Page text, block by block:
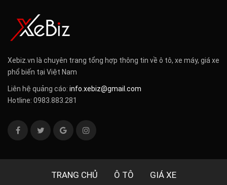
Xebiz.vn là chuyên trang tổng hợp thông tin về ô tô, xe máy, giá xe
phổ biến tại Việt Nam
Liên hệ quảng cáo: info.xebiz@gmail.com
Hotline: 0983.883.281
TRANG CHỦ Ô TÔ GIÁ XE